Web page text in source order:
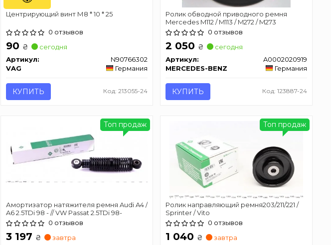
Центрирующий винт М8 * 10 * 25
0 отзывов
90 ₴
сегодня
Артикул:
N90766302
VAG
Германия
КУПИТЬ Код: 213055-24
Ролик обводной приводного ремня
Mercedes M112 / M113 / M272 / M273
0 отзывов
2 050 ₴
сегодня
Артикул:
A0002020919
MERCEDES-BENZ
Германия
КУПИТЬ Код: 123887-24
Амортизатор натяжителя ремня Audi A4 /
A6 2.5TDi 98 - // VW Passat 2.5TDi 98-
0 отзывов
3 197 ₴
завтра
Топ продаж
Ролик направляющий ремня203/211/221 /
Sprinter / Vito
0 отзывов
1 040 ₴
завтра
Топ продаж